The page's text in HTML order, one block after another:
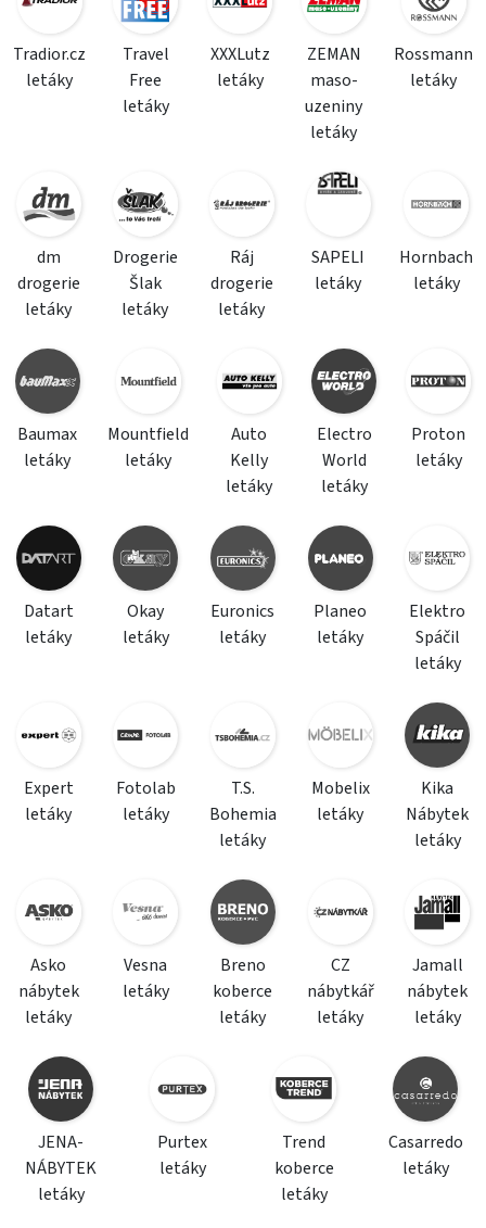
Tradior.cz
letáky
Travel
Free
letáky
XXXLutz
letáky
ZEMAN
maso-
uzeniny
letáky
Rossmann
letáky
dm
drogerie
letáky
Drogerie
Šlak
letáky
Ráj
drogerie
letáky
SAPELI
letáky
Hornbach
letáky
Baumax
letáky
Mountfield
letáky
Auto
Kelly
letáky
Electro
World
letáky
Proton
letáky
Datart
letáky
Okay
letáky
Euronics
letáky
Planeo
letáky
Elektro
Spáčil
letáky
Expert
letáky
Fotolab
letáky
T.S.
Bohemia
letáky
Mobelix
letáky
Kika
Nábytek
letáky
Asko
nábytek
letáky
Vesna
letáky
Breno
koberce
letáky
CZ
nábytkář
letáky
Jamall
nábytek
letáky
JENA-
NÁBYTEK
letáky
Purtex
letáky
Trend
koberce
letáky
Casarredo
letáky